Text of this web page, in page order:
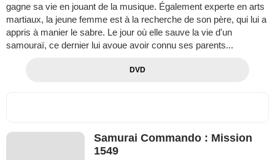
gagne sa vie en jouant de la musique. Également experte en arts
martiaux, la jeune femme est à la recherche de son père, qui lui a
appris à manier le sabre. Le jour où elle sauve la vie d'un
samouraï, ce dernier lui avoue avoir connu ses parents...
DVD
Samurai Commando : Mission
1549